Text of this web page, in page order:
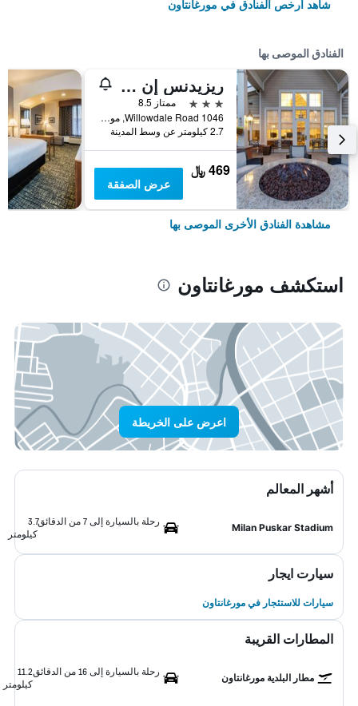
شاهد أرخص الفنادق في مورغانتاون
الفنادق الموصى بها
ريزيدنس إن باي ماريوت مورجان تاون ميديكال سنتر آريا
3 نجوم
ممتاز 8.5
1046 Willowdale Road, مورغانتاون, WV, الولايات المتحدة الأميريكية
2.7 كيلومتر عن وسط المدينة
469 ﷼
عرض الصفقة
مشاهدة الفنادق الأخرى الموصى بها
استكشف مورغانتاون
اعرض على الخريطة
أشهر المعالم
Milan Puskar Stadium
رحلة بالسيارة إلى 7 من الدقائق
3.7
كيلومتر
سيارت ايجار
سيارات للاستئجار في مورغانتاون
المطارات القريبة
مطار البلدية مورغانتاون
رحلة بالسيارة إلى 16 من الدقائق
11.2
كيلومتر